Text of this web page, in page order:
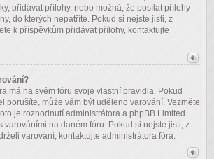
přidávat přílohy, nebo možná, že posílat přílohy
do kterých nepatříte. Pokud si nejste jisti, z
k příspěvkům přidávat přílohy, kontaktujte
má na svém fóru svoje vlastní pravidla. Pokud
porušíte, může vám být uděleno varování. Vezměte
je rozhodnutí administrátora a phpBB Limited
varováními na daném fóru. Pokud si nejste jisti, z
varování, kontaktujte administrátora fóra.